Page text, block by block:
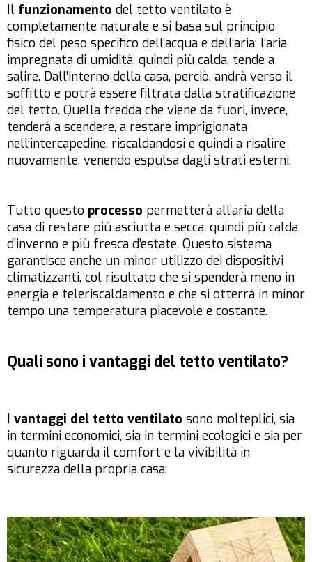
Il funzionamento del tetto ventilato è
completamente naturale e si basa sul principio
fisico del peso specifico dell’acqua e dell’aria: l’aria
impregnata di umidità, quindi più calda, tende a
salire. Dall’interno della casa, perciò, andrà verso il
soffitto e potrà essere filtrata dalla stratificazione
del tetto. Quella fredda che viene da fuori, invece,
tenderà a scendere, a restare imprigionata
nell’intercapedine, riscaldandosi e quindi a risalire
nuovamente, venendo espulsa dagli strati esterni.
Tutto questo processo permetterà all’aria della
casa di restare più asciutta e secca, quindi più calda
d’inverno e più fresca d’estate. Questo sistema
garantisce anche un minor utilizzo dei dispositivi
climatizzanti, col risultato che si spenderà meno in
energia e teleriscaldamento e che si otterrà in minor
tempo una temperatura piacevole e costante.
Quali sono i vantaggi del tetto ventilato?
I vantaggi del tetto ventilato sono molteplici, sia
in termini economici, sia in termini ecologici e sia per
quanto riguarda il comfort e la vivibilità in
sicurezza della propria casa: